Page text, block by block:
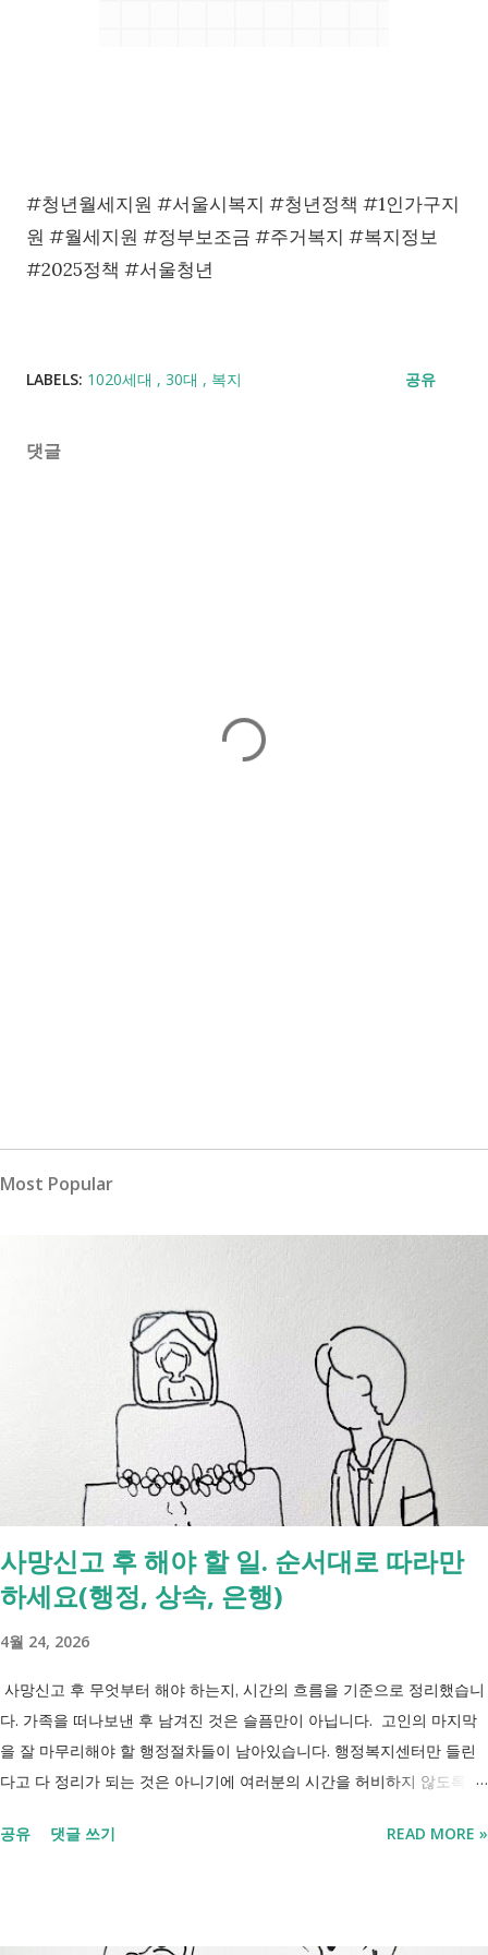
#청년월세지원 #서울시복지 #청년정책 #1인가구지
원 #월세지원 #정부보조금 #주거복지 #복지정보
#2025정책 #서울청년
LABELS: 1020세대 30대 복지 공유
댓글
Most Popular
사망신고 후 해야 할 일. 순서대로 따라만
하세요(행정, 상속, 은행)
4월 24, 2026
사망신고 후 무엇부터 해야 하는지, 시간의 흐름을 기준으로 정리했습니
다. 가족을 떠나보낸 후 남겨진 것은 슬픔만이 아닙니다. 고인의 마지막
을 잘 마무리해야 할 행정절차들이 남아있습니다. 행정복지센터만 들린
다고 다 정리가 되는 것은 아니기에 여러분의 시간을 허비하지 않도록 정
처리까지 이 흐름만 따라가시면 됩니다. 장례 후 행정 절차 타임라인 장
공유 댓글 쓰기 READ MORE »